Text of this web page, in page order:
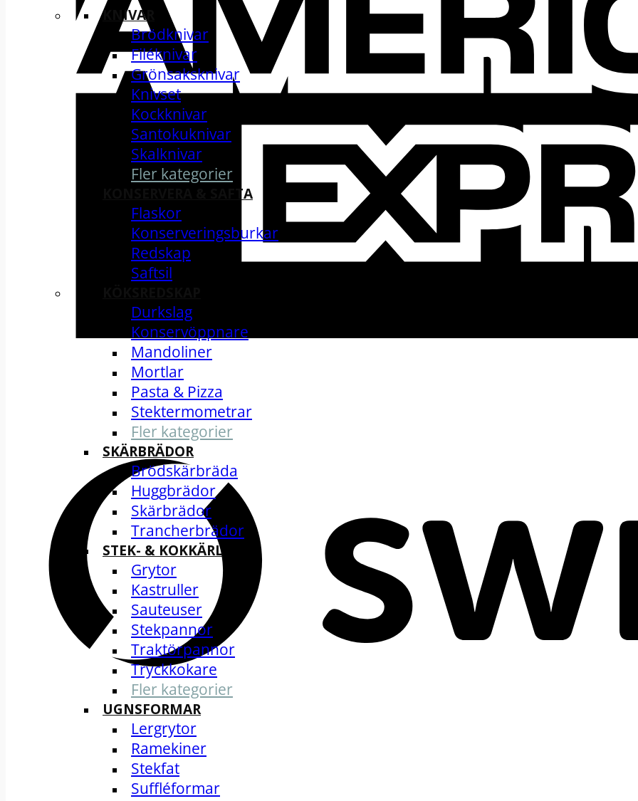
KNIVAR
Brödknivar
Filéknivar
Grönsaksknivar
Knivset
Kockknivar
Santokuknivar
Skalknivar
Fler kategorier
KONSERVERA & SAFTA
Flaskor
Konserveringsburkar
Redskap
Saftsil
Durkslag
Konservöppnare
Mandoliner
Mortlar
Pasta & Pizza
Stektermometrar
Fler kategorier
SKÄRBRÄDOR
Brödskärbräda
Huggbrädor
Skärbrädor
Trancherbrädor
STEK- & KOKKÄRL
Grytor
Kastruller
Sauteuser
Stekpannor
Traktörpannor
Tryckkokare
Fler kategorier
UGNSFORMAR
Lergrytor
Ramekiner
Stekfat
Suffléformar